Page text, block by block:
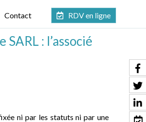
Contact RDV en ligne
: l’associé
ni par les statuts ni par une